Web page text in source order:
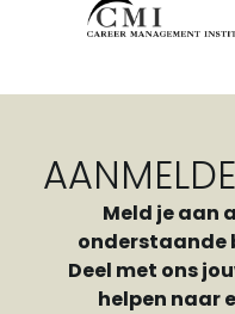
Meld je aan
onderstaande
Deel met ons
helpen naar